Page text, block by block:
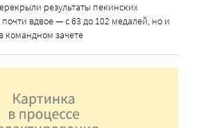
результаты пекинских
вдвое — с 63 до 102 медалей, но и
командном зачете